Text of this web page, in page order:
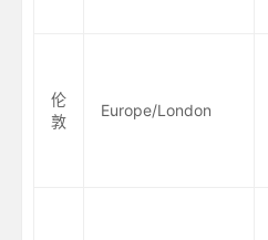
伦
敦
Europe/London